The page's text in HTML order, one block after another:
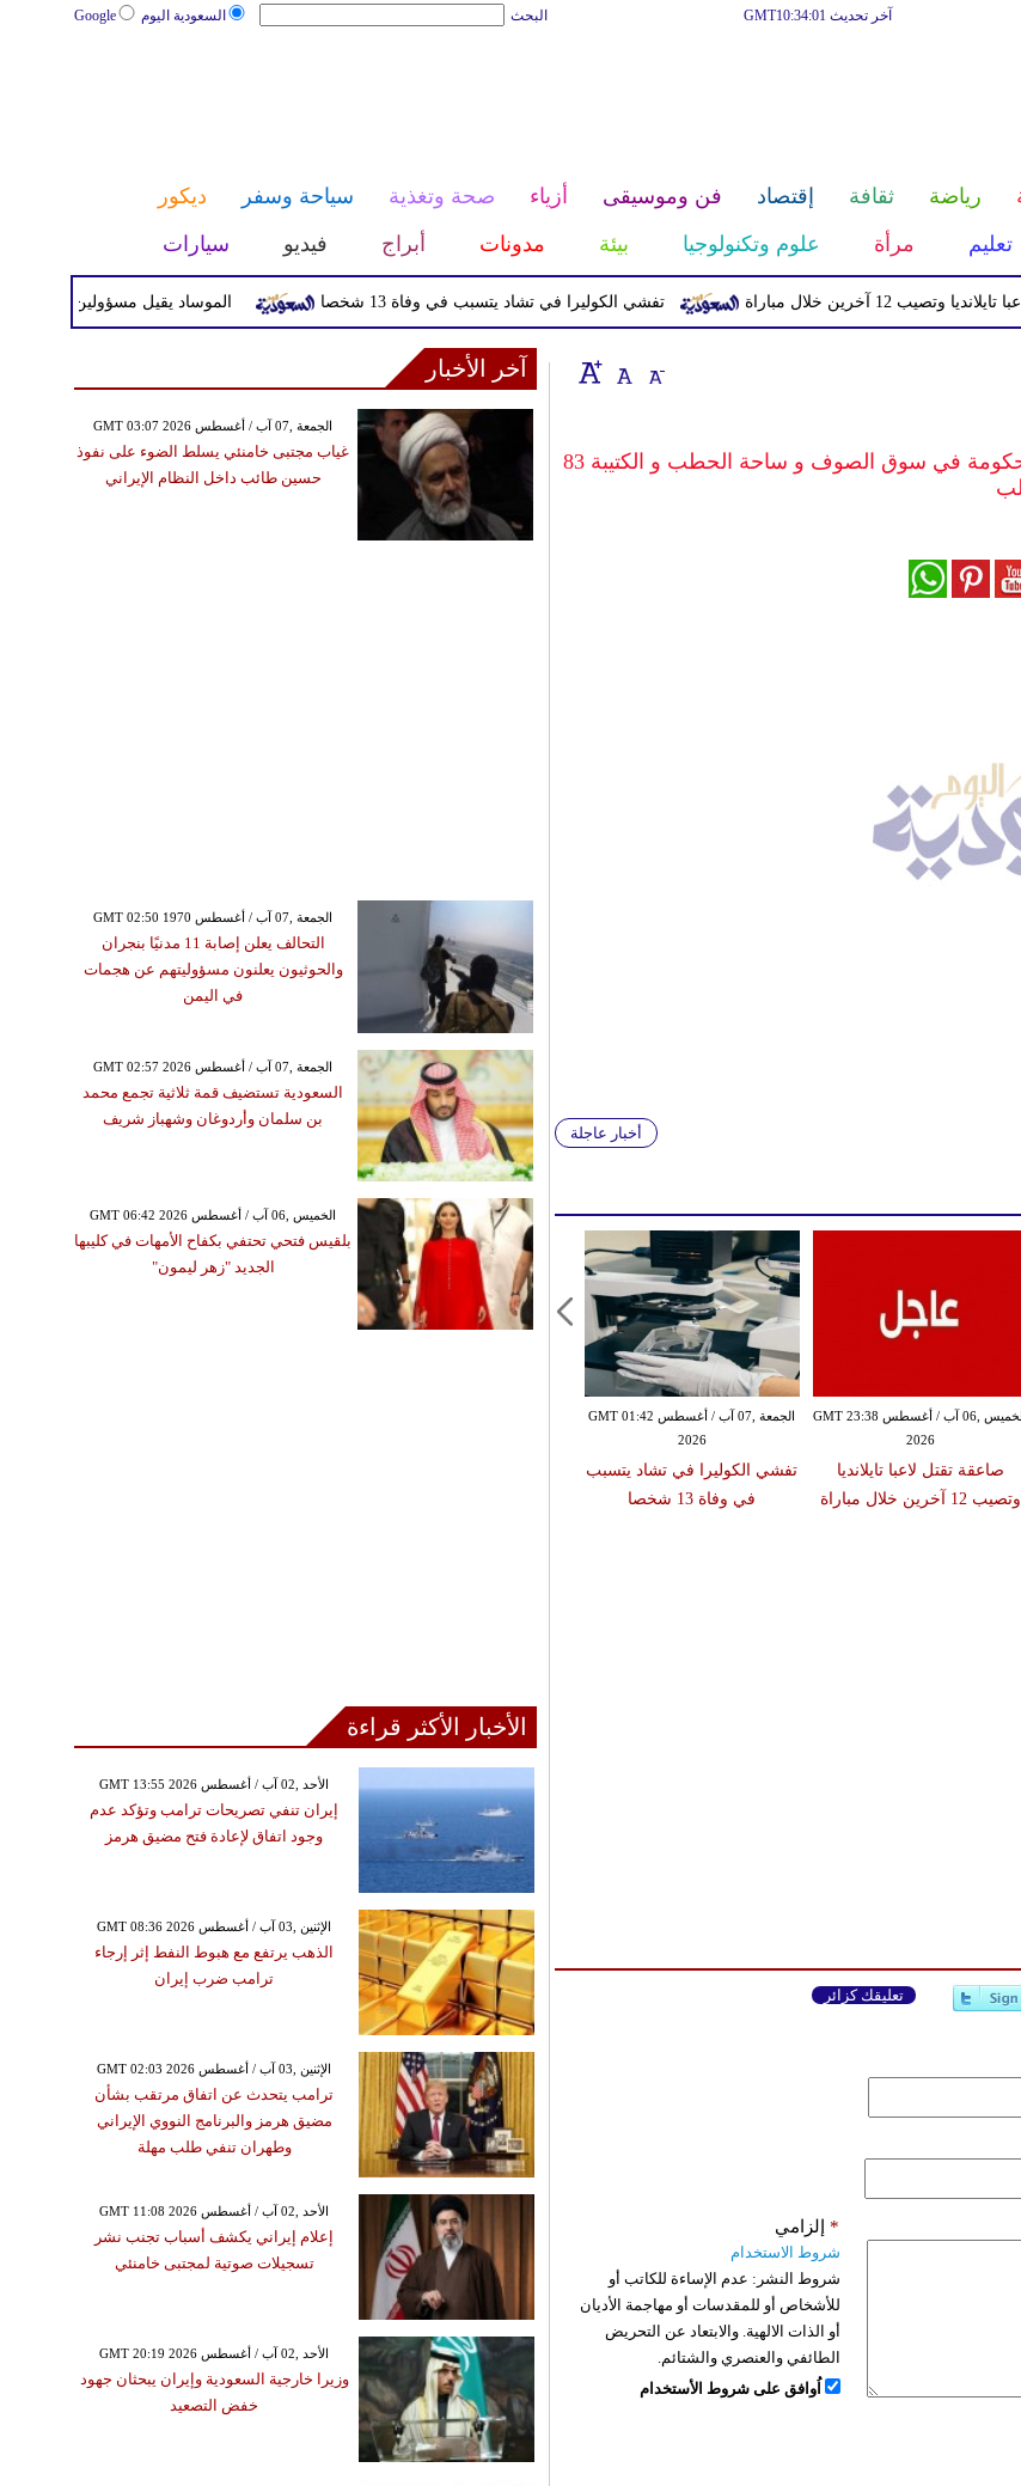
السعودية اليوم Google البحث آخر تحديث GMT10:34:01
رياضة ثقافة إقتصاد فن وموسيقى أزياء صحة وتغذية سياحة وسفر
ديكور
تعليم مرأة علوم وتكنولوجيا بيئة مدونات أبراج فيديو سيارات
الموساد يقيل مسؤولين بارزين بعد تعثر تفشي الكوليرا في تشاد يتسبب في وفاة 13 شخصا خلال مباراة
الجيش السوري الحر يستهدف بالهاون تجمعات لقوات الحكومة في سوق الصوف و ساحة الحطب و الكتيبة 83
أخبار عاجلة
الجمعة ,07 آب / أغسطس GMT 01:42
2026
تفشي الكوليرا في تشاد يتسبب
في وفاة 13 شخصا
الخميس ,06 آب / أغسطس GMT 23:38
2026
صاعقة تقتل لاعبا تايلانديا
وتصيب 12 آخرين خلال مباراة
تعليقك كزائر
إلزامي *
شروط الاستخدام
شروط النشر: عدم الإساءة للكاتب أو
للأشخاص أو للمقدسات أو مهاجمة الأديان
أو الذات الالهية. والابتعاد عن التحريض
الطائفي والعنصري والشتائم.
اُوافق على شروط الأستخدام
آخر الأخبار
GMT 03:07 2026 الجمعة ,07 آب / أغسطس
غياب مجتبى خامنئي يسلط الضوء على نفوذ
حسين طائب داخل النظام الإيراني
GMT 02:50 1970 الجمعة ,07 آب / أغسطس
التحالف يعلن إصابة 11 مدنيًا بنجران
والحوثيون يعلنون مسؤوليتهم عن هجمات
في اليمن
GMT 02:57 2026 الجمعة ,07 آب / أغسطس
السعودية تستضيف قمة ثلاثية تجمع محمد
بن سلمان وأردوغان وشهباز شريف
GMT 06:42 2026 الخميس ,06 آب / أغسطس
بلقيس فتحي تحتفي بكفاح الأمهات في كليبها
الجديد "زهر ليمون"
الأخبار الأكثر قراءة
GMT 13:55 2026 الأحد ,02 آب / أغسطس
إيران تنفي تصريحات ترامب وتؤكد عدم
وجود اتفاق لإعادة فتح مضيق هرمز
GMT 08:36 2026 الإثنين ,03 آب / أغسطس
الذهب يرتفع مع هبوط النفط إثر إرجاء
ترامب ضرب إيران
GMT 02:03 2026 الإثنين ,03 آب / أغسطس
ترامب يتحدث عن اتفاق مرتقب بشأن
مضيق هرمز والبرنامج النووي الإيراني
وطهران تنفي طلب مهلة
GMT 11:08 2026 الأحد ,02 آب / أغسطس
إعلام إيراني يكشف أسباب تجنب نشر
تسجيلات صوتية لمجتبى خامنئي
GMT 20:19 2026 الأحد ,02 آب / أغسطس
وزيرا خارجية السعودية وإيران يبحثان جهود
خفض التصعيد